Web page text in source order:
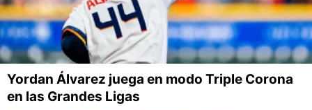
Yordan Álvarez juega en modo Triple Corona
en las Grandes Ligas